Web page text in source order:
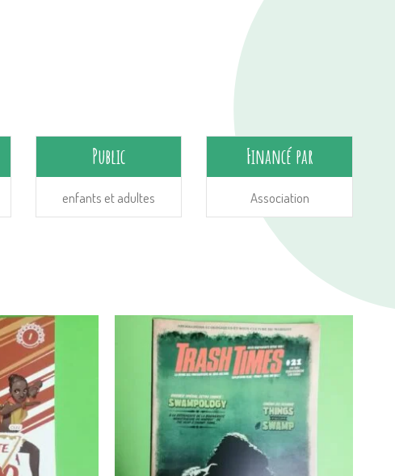
Public
enfants et adultes
Financé par
Association